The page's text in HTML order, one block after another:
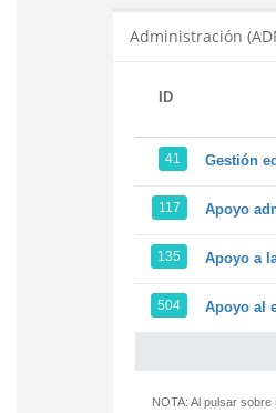
Administración
ID
41 Gestión
117 Apoyo
135 Apoyo a
504 Apoyo al
NOTA: Al pulsar